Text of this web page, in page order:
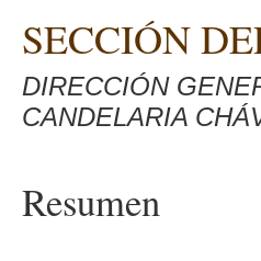
SECCIÓN
DIRECCIÓN
CANDELARIA
Resumen